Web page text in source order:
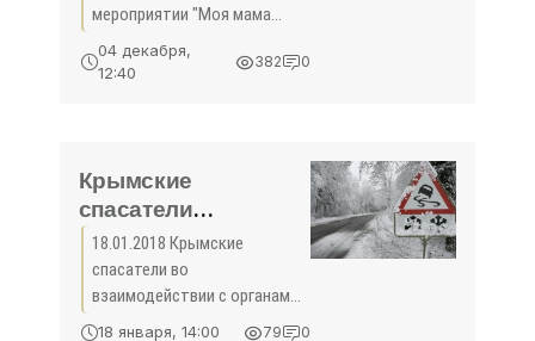
«Правам ребёнка»
мероприятии "Моя мама
лучшая", посвященном Дню
Матери в России.
КРБОО
04 декабря,
12:40
382 0
Крымские
спасатели
находятся в полной
готовности для
быстрого
реагирования на
18.01.2018 Крымские
спасатели во
взаимодействии с органами
исполнительной власти,
18 января, 14:00 79 0